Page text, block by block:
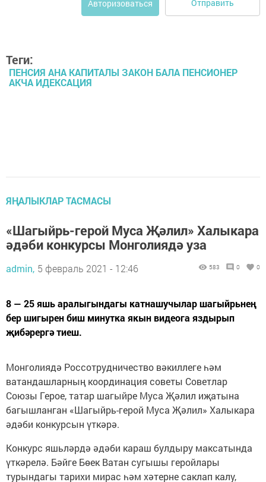
Авторизоваться Отправить
Теги:
ПЕНСИЯ АНА КАПИТАЛЫ ЗАКОН БАЛА ПЕНСИОНЕР
АКЧА ИДЕКСАЦИЯ
ЯҢАЛЫКЛАР ТАСМАСЫ
«Шагыйрь-герой Муса Җәлил» Халыкара
әдәби конкурсы Монголиядә уза
admin, 5 февраль 2021 - 12:46 583 0 0
8 — 25 яшь аралыгындагы катнашучылар шагыйрьнең
бер шигырен биш минутка якын видеога яздырып
җибәрергә тиеш.
Монголиядә Россотрудничество вәкиллеге һәм
ватандашларның координация советы Советлар
Союзы Герое, татар шагыйре Муса Җәлил иҗатына
багышланган «Шагыйрь-герой Муса Җәлил» Халыкара
әдәби конкурсын үткәрә.
Конкурс яшьләрдә әдәби караш булдыру максатында
үткәрелә. Бәйге Бөек Ватан сугышы геройлары
турындагы тарихи мирас һәм хәтерне саклап калу,